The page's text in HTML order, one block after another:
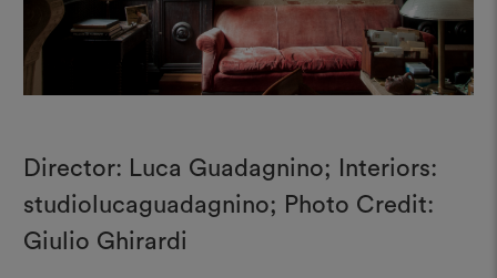
Director: Luca Guadagnino; Interiors:
studiolucaguadagnino; Photo Credit:
Giulio Ghirardi